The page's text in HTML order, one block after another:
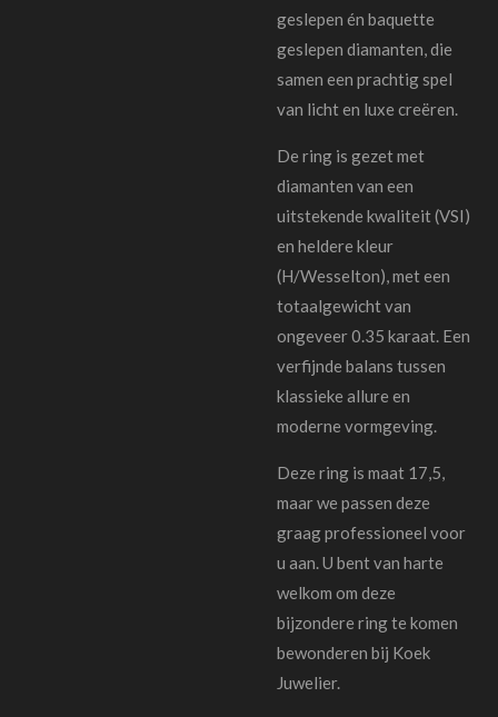
geslepen én baquette
geslepen diamanten, die
samen een prachtig spel
van licht en luxe creëren.
De ring is gezet met
diamanten van een
uitstekende kwaliteit (VSI)
en heldere kleur
(H/Wesselton), met een
totaalgewicht van
ongeveer 0.35 karaat. Een
verfijnde balans tussen
klassieke allure en
moderne vormgeving.
Deze ring is maat 17,5,
maar we passen deze
graag professioneel voor
u aan. U bent van harte
welkom om deze
bijzondere ring te komen
bewonderen bij Koek
Juwelier.